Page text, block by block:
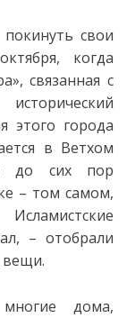
свои
когда
связанная с
этого города
в Ветхом
до сих пор
– том самом,
– отобрали
вещи.
дома,